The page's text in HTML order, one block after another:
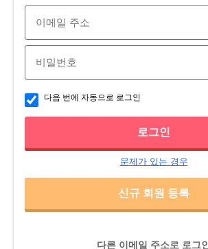
다음 번에 자동으로 로그인
로그인
문제가 있는 경우
신규 회원 등록
다른 이메일 주소로 로그인